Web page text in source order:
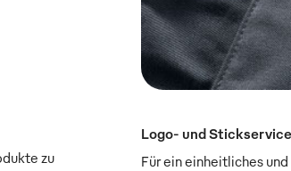
zu
Logo- und Stickservice
Für ein einheitliches